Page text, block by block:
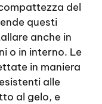
del
questi
anche in
o in interno. Le
in maniera
alle
al gelo, e